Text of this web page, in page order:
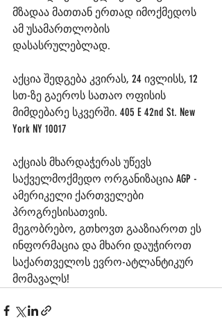
მზადაა მათთან ერთად იმოქმედოს
ამ უსამართლობის
დასასრულებლად.
აქცია შედგება კვირას, 24 ივლისს, 12
სთ-ზე გაეროს სათაო ოფისის
მიმდებარე სკვერში. 405 E 42nd St. New
York NY 10017
აქციას მხარდაჭერას უწევს
საქველმოქმედო ორგანიზაცია AGP -
ამერიკელი ქართველები
პროგრესისათვის.
მეგობრებო, გთხოვთ გააზიაროთ ეს
ინფორმაცია და მხარი დაუჭიროთ
საქართველოს ევრო-ატლანტიკურ
მომავალს!